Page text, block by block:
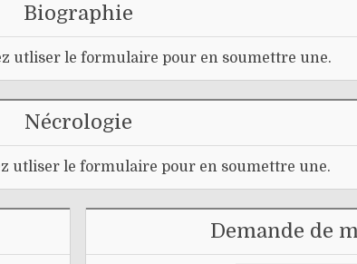
Biographie
utliser le formulaire pour en soumettre une.
Nécrologie
utliser le formulaire pour en soumettre une.
Demande de